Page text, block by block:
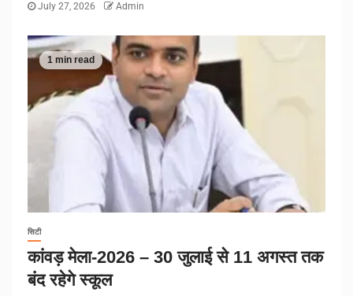
July 27, 2026 Admin
1 min read
सिटी
कांवड़ मेला-2026 – 30 जुलाई से 11 अगस्त तक
बंद रहेगे स्कूल